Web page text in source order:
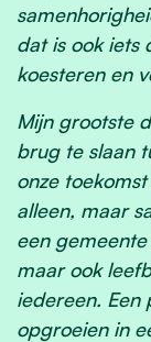
dat is ook iets
koesteren en
Mijn grootste
brug te slaan
onze
alleen, maar
een
maar ook
iedereen. Een
opgroeien in